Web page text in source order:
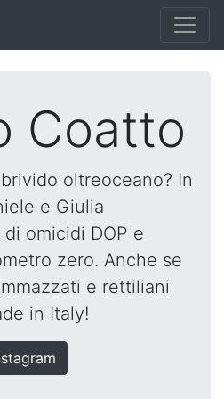
Coatto
oltreoceano? In
e Giulia
omicidi DOP e
zero. Anche se
e rettiliani
in Italy!